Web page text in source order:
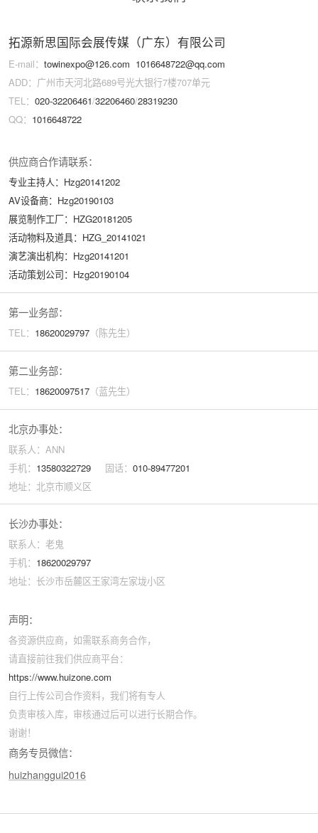
拓源新思国际会展传媒（广东）有限公司
E-mail： towinexpo@126.com 1016648722@qq.com
ADD：广州市天河北路689号光大银行7楼707单元
TEL： 020-32206461/32206460/28319230
QQ： 1016648722
供应商合作请联系：
专业主持人：Hzg20141202
AV设备商：Hzg20190103
展览制作工厂：HZG20181205
活动物料及道具：HZG_20141021
演艺演出机构：Hzg20141201
活动策划公司：Hzg20190104
第一业务部：
TEL： 18620029797（陈先生）
第二业务部：
TEL： 18620097517（蓝先生）
北京办事处：
联系人：ANN
手机： 13580322729固话： 010-89477201
地址：北京市顺义区
长沙办事处：
联系人：老鬼
手机： 18620029797
地址：长沙市岳麓区王家湾左家垅小区
声明：
各资源供应商，如需联系商务合作，
请直接前往我们供应商平台：
https://www.huizone.com
自行上传公司合作资料，我们将有专人
负责审核入库，审核通过后可以进行长期合作。
谢谢！
商务专员微信：
huizhanggui2016